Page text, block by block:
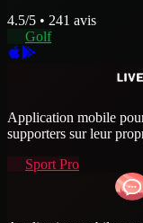
4.5/5 • 241 avis
Golf
Application mobile
supporters sur leur
Sport Pro